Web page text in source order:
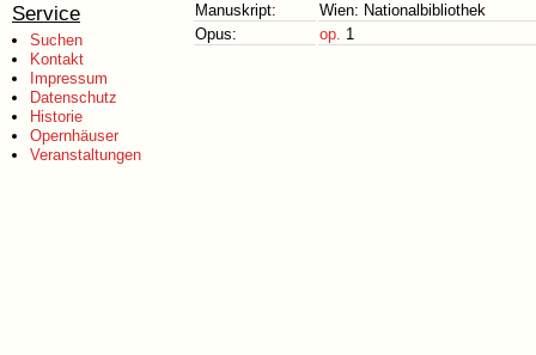
Service
Suchen
Kontakt
Impressum
Datenschutz
Historie
Opernhäuser
Veranstaltungen
Manuskript:
Wien: Nationalbibliothek
Opus:
op. 1